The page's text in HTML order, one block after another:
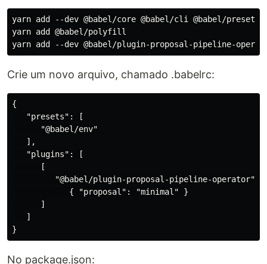
yarn add --dev @babel/core @babel/cli @babel/preset-
yarn add @babel/polyfill
Crie um novo arquivo, chamado .babelrc:
{
   "presets": [
      "@babel/env"
   ],
   "plugins": [
      [
         "@babel/plugin-proposal-pipeline-operator",
            { "proposal": "minimal" }
      ]
   ]
No package.json: